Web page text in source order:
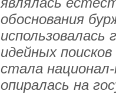
обоснования
идейных
стала
опиралась на